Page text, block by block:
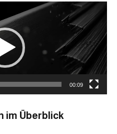
00:09
im Überblick